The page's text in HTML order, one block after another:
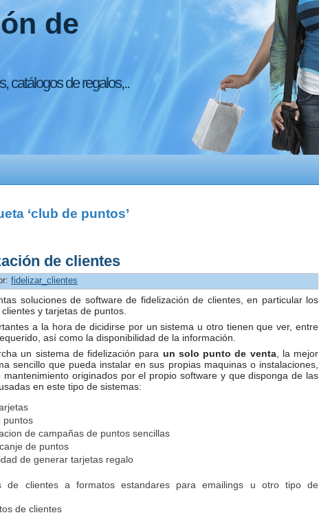
de
catálogos de regalos,..
‘club de puntos’
de clientes
fidelizar_clientes
soluciones de software de fidelización de clientes, en particular los
y tarjetas de puntos.
a la hora de dicidirse por un sistema u otro tienen que ver, entre
así como la disponibilidad de la información.
un sistema de fidelización para un solo punto de venta, la mejor
sencillo que pueda instalar en sus propias maquinas o instalaciones,
originados por el propio software y que disponga de las
en este tipo de sistemas:
puntos
de campañas de puntos sencillas
de puntos
de generar tarjetas regalo
de clientes a formatos estandares para emailings u otro tipo de
de clientes